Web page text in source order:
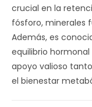
crucial en la
fósforo, minerales
Además, es
equilibrio
apoyo valioso
el bienestar